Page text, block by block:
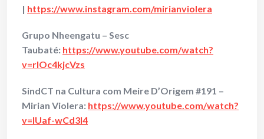
| https://www.instagram.com/mirianviolera
Grupo Nheengatu – Sesc
Taubaté: https://www.youtube.com/watch?
v=rIOc4kjcVzs
SindCT na Cultura com Meire D’Origem #191 –
Mirian Violera: https://www.youtube.com/watch?
v=lUaf-wCd3l4